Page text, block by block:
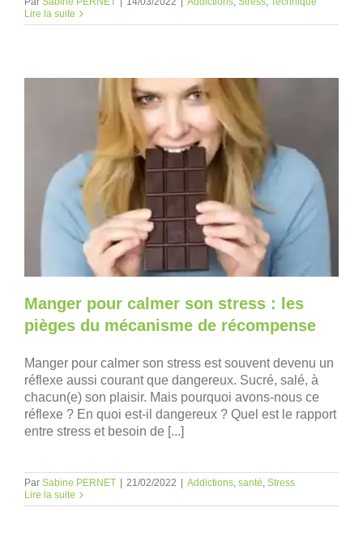
Lire la suite
Manger pour calmer son stress : les
pièges du mécanisme de récompense
Manger pour calmer son stress est souvent devenu un
réflexe aussi courant que dangereux. Sucré, salé, à
chacun(e) son plaisir. Mais pourquoi avons-nous ce
réflexe ? En quoi est-il dangereux ? Quel est le rapport
entre stress et besoin de [...]
Par Sabine PERNET | 21/02/2022 | Addictions, santé, Stress
Lire la suite